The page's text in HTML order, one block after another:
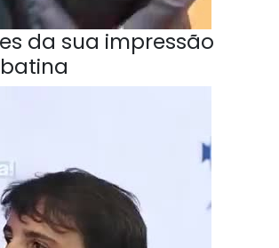
da sua impressão